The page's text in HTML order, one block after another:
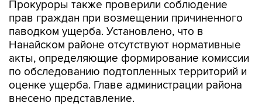
паводком ущерба. Установлено, что в
Нанайском районе отсутствуют нормативные
акты, определяющие формирование комиссии
по обследованию подтопленных территорий и
оценке ущерба. Главе администрации района
внесено представление.
Как сообщалось, сильные дожди летом